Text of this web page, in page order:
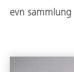
evn sammlung